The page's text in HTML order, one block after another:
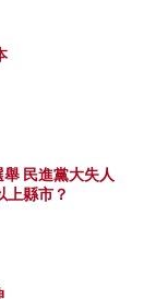
民進黨大失人
上縣市？